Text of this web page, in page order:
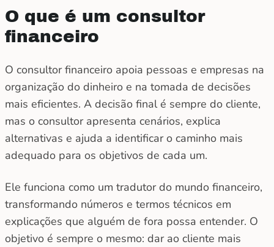
O que é um consultor
financeiro
O consultor financeiro apoia pessoas e empresas na
organização do dinheiro e na tomada de decisões
mais eficientes. A decisão final é sempre do cliente,
mas o consultor apresenta cenários, explica
alternativas e ajuda a identificar o caminho mais
adequado para os objetivos de cada um.
Ele funciona como um tradutor do mundo financeiro,
transformando números e termos técnicos em
explicações que alguém de fora possa entender. O
objetivo é sempre o mesmo: dar ao cliente mais